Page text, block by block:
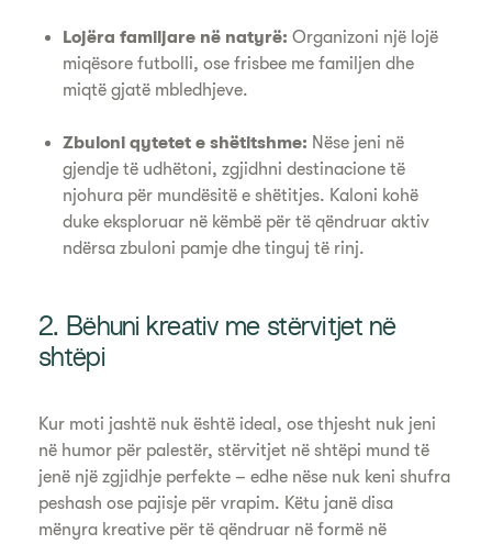
Lojëra familjare në natyrë: Organizoni një lojë
miqësore futbolli, ose frisbee me familjen dhe
miqtë gjatë mbledhjeve.
Zbuloni qytetet e shëtitshme: Nëse jeni në
gjendje të udhëtoni, zgjidhni destinacione të
njohura për mundësitë e shëtitjes. Kaloni kohë
duke eksploruar në këmbë për të qëndruar aktiv
ndërsa zbuloni pamje dhe tinguj të rinj.
2. Bëhuni kreativ me stërvitjet në
shtëpi
Kur moti jashtë nuk është ideal, ose thjesht nuk jeni
në humor për palestër, stërvitjet në shtëpi mund të
jenë një zgjidhje perfekte – edhe nëse nuk keni shufra
peshash ose pajisje për vrapim. Këtu janë disa
mënyra kreative për të qëndruar në formë në